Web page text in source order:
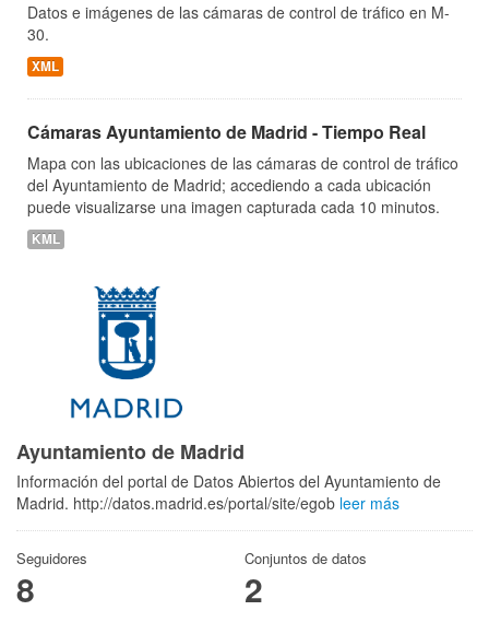
Datos e imágenes de las cámaras de control de tráfico en M-
30.
XML
Cámaras Ayuntamiento de Madrid - Tiempo Real
Mapa con las ubicaciones de las cámaras de control de tráfico
del Ayuntamiento de Madrid; accediendo a cada ubicación
puede visualizarse una imagen capturada cada 10 minutos.
KML
Ayuntamiento de Madrid
Información del portal de Datos Abiertos del Ayuntamiento de
Madrid. http://datos.madrid.es/portal/site/egob leer más
Seguidores
8
Conjuntos de datos
2